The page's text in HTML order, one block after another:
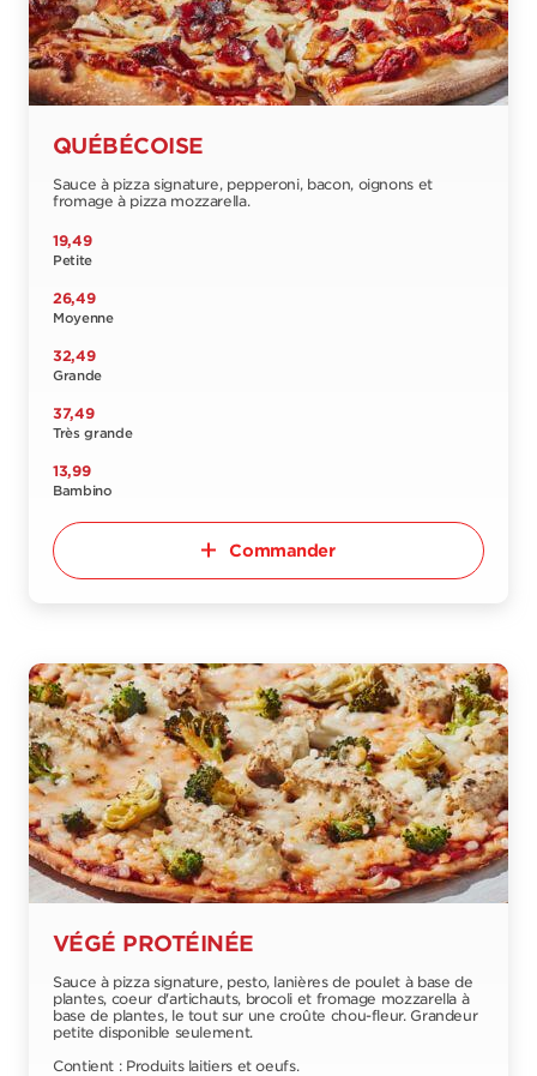
QUÉBÉCOISE
Sauce à pizza signature, pepperoni, bacon, oignons et
fromage à pizza mozzarella.
19,49
Petite
26,49
Moyenne
32,49
Grande
37,49
Très grande
13,99
Bambino
Commander
VÉGÉ PROTÉINÉE
Sauce à pizza signature, pesto, lanières de poulet à base de
plantes, coeur d'artichauts, brocoli et fromage mozzarella à
base de plantes, le tout sur une croûte chou-fleur. Grandeur
petite disponible seulement.
Contient : Produits laitiers et oeufs.